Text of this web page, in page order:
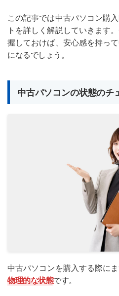
この記事では中古パソコン購
トを詳しく解説していきます
握しておけば、安心感を持っ
になるでしょう。
中古パソコンの状態のチ
中古パソコンを購入する際に
物理的な状態です。